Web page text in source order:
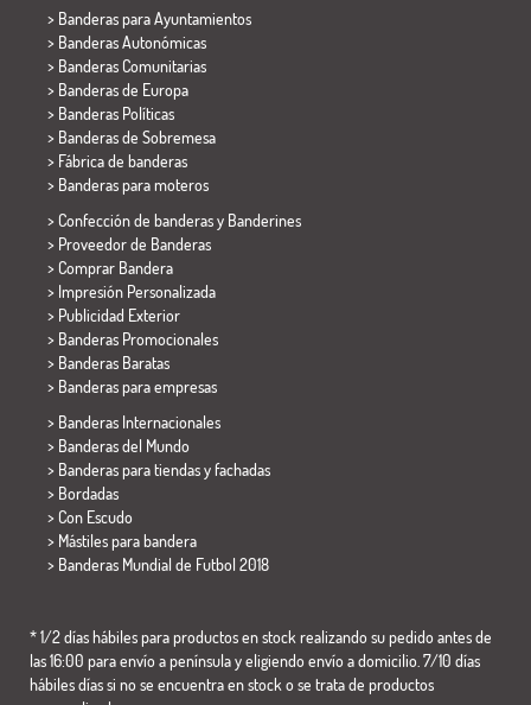
> Banderas para Ayuntamientos
> Banderas Autonómicas
> Banderas Comunitarias
> Banderas de Europa
> Banderas Políticas
> Banderas de Sobremesa
> Fábrica de banderas
> Banderas para moteros
> Confección de banderas y Banderines
> Proveedor de Banderas
> Comprar Bandera
> Impresión Personalizada
> Publicidad Exterior
> Banderas Promocionales
> Banderas Baratas
> Banderas para empresas
> Banderas Internacionales
> Banderas del Mundo
> Banderas para tiendas y fachadas
> Bordadas
> Con Escudo
> Mástiles para bandera
> Banderas Mundial de Futbol 2018
* 1/2 días hábiles para productos en stock realizando su pedido antes de
las 16:00 para envío a península y eligiendo envío a domicilio. 7/10 días
hábiles días si no se encuentra en stock o se trata de productos